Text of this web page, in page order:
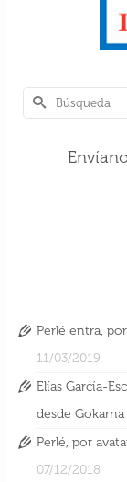
Perlé entra,
11/03/2019
Elías García-
desde
Perlé, por
07/12/2018